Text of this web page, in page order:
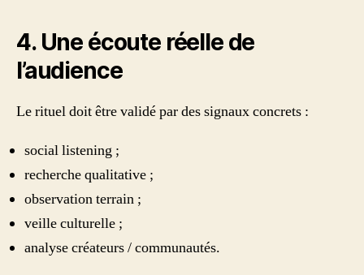
4. Une écoute réelle de
l’audience
Le rituel doit être validé par des signaux concrets :
social listening ;
recherche qualitative ;
observation terrain ;
veille culturelle ;
analyse créateurs / communautés.